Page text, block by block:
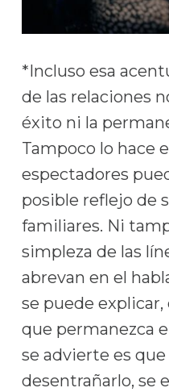
*Incluso esa
de las relaciones
éxito ni la
Tampoco lo hace
espectadores
posible reflejo de
familiares. Ni
simpleza de las
abrevan en el
se puede
que permanezca
se advierte es
desentrañarlo, se